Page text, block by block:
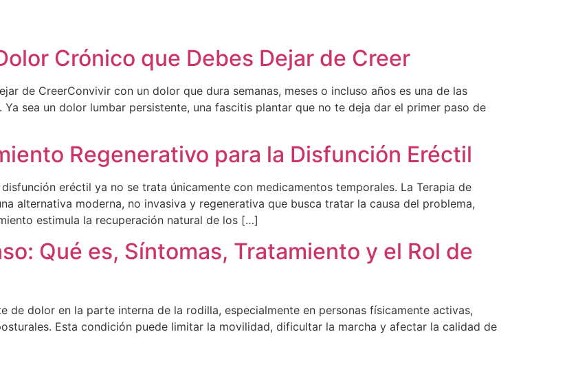
Crónico que Debes Dejar de Creer
de CreerConvivir con un dolor que dura semanas, meses o incluso años es una de las
sea un dolor lumbar persistente, una fascitis plantar que no te deja dar el primer paso de
Regenerativo para la Disfunción Eréctil
eréctil ya no se trata únicamente con medicamentos temporales. La Terapia de
alternativa moderna, no invasiva y regenerativa que busca tratar la causa del problema,
estimula la recuperación natural de los […]
Qué es, Síntomas, Tratamiento y el Rol de
de dolor en la parte interna de la rodilla, especialmente en personas físicamente activas,
Esta condición puede limitar la movilidad, dificultar la marcha y afectar la calidad de